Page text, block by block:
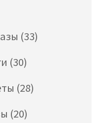
(33)
(30)
(28)
(20)